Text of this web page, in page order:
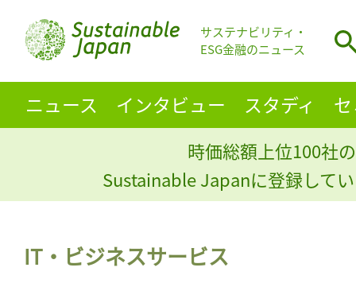
サステナビリティ・
ESG金融のニュース
ニュース インタビュー スタディ
時価総額上位100社
Sustainable Japanに登録して
IT・ビジネスサービス